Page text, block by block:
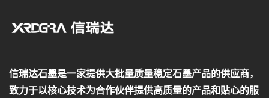
信瑞达石墨是一家提供大批量质量稳定石墨产品的供应商，
致力于以核心技术为合作伙伴提供高质量的产品和贴心的服